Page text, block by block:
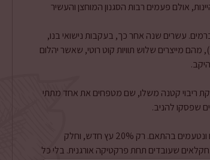
אולם פעמים רבות הסגנון המוחצן והעשיר
אחד בלבד של כרמים. עשרים שנה אחר כך, בעקבות נישואי בנו,
על גודלו הנוכחי – 35 דונם (עדיין – בלבד), מהם מייצרים שלוש תוויות קוט רוטי, שאשר יהלום
גיל הגפנים הממוצע הוא מעל 30 שנה, וליקב חלקת ריבוי קטנה משלו, שם מטפחים את אחד מתתי
שפסקו להניב.
היינות עשויים בסגנון קל יחסית, כשהיד על האלכוהול והעץ קלה למדי, והיינות מרגישים ונטעמים בהתאם. רק 20% עץ חדש, וחלק
שעובדים תחת פרקטיקה אורגנית. בלי כל